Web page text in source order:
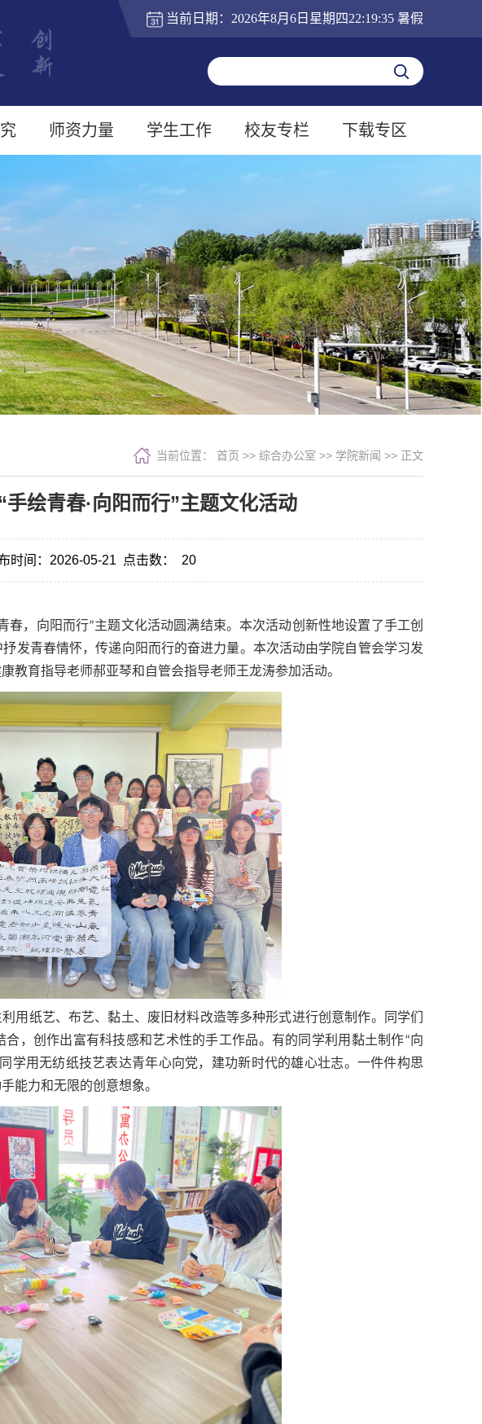
当前日期： 2026年8月6日星期四22:19:36 暑假
师资力量 学生工作 校友专栏 下载专区
当前位置： 首页 >> 综合办公室 >> 学院新闻 >> 正文
绘青春·向阳而行”主题文化活动
时间：2026-05-21 点击数： 20
春，向阳而行”主题文化活动圆满结束。本次活动创新性地设置了手工创
发青春情怀，传递向阳而行的奋进力量。本次活动由学院自管会学习发
教育指导老师郝亚琴和自管会指导老师王龙涛参加活动。
用纸艺、布艺、黏土、废旧材料改造等多种形式进行创意制作。同学们
，创作出富有科技感和艺术性的手工作品。有的同学利用黏土制作“向
学用无纺纸技艺表达青年心向党，建功新时代的雄心壮志。一件件构思
能力和无限的创意想象。